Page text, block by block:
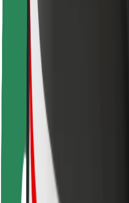
Villes
Emplacements
Solutions pour les villes
Aéroports
Stations de charge Bolt
Support
Pour les passagers